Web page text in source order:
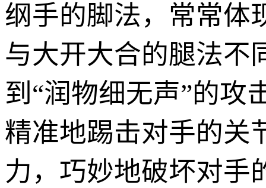
纲手的脚法，常常体
与大开大合的腿法不
到“润物细无声”的攻
精准地踢击对手的关
力，巧妙地破坏对手